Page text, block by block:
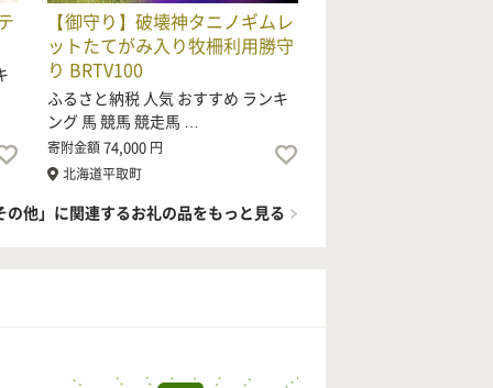
【御守り】破壊神タニノギムレ
ットたてがみ入り牧柵利用勝守
り BRTV100
ふるさと納税 人気 おすすめ ランキ
ング 馬 競馬 競走馬 …
寄附金額74,000 円
北海道平取町
の他」に関連するお礼の品をもっと見る